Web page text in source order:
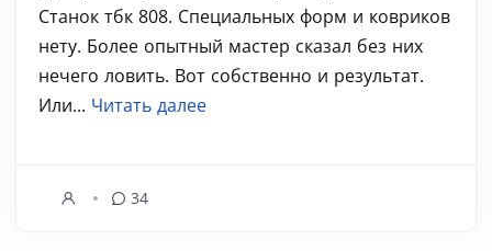
Станок тбк 808. Специальных форм и ковриков
нету. Более опытный мастер сказал без них
нечего ловить. Вот собственно и результат.
Или... Читать далее
34